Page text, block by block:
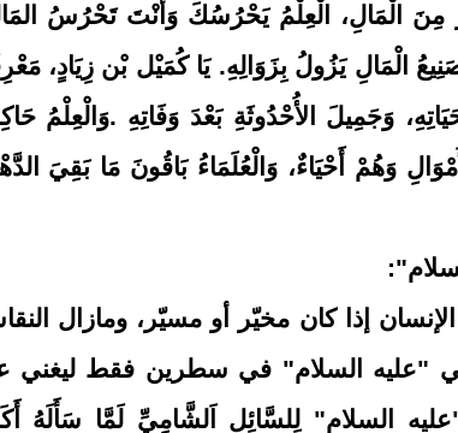
مِنَ الْمَالِ، الْعِلْمُ يَحْرُسُكَ وَأَنْتَ تَحْرُسُ
الْمَالِ يَزُولُ بِزَوَالِهِ. يَا كُمَيْل بْن زِيَادٍ،
وَجَمِيلَ الأُحْدُوثَةِ بَعْدَ وَفَاتِهِ .وَالْعِلْمُ
وَهُمْ أَحْيَاءٌ، وَالْعُلَمَاءُ بَاقُونَ مَا بَقِيَ
إذا كان مخيّر أو مسيّر، ومازال
"عليه السلام" في سطرين فقط ليغني
السلام" لِلسَّائِلِ اَلشَّامِيِّ لَمَّا سَأَلَهُ